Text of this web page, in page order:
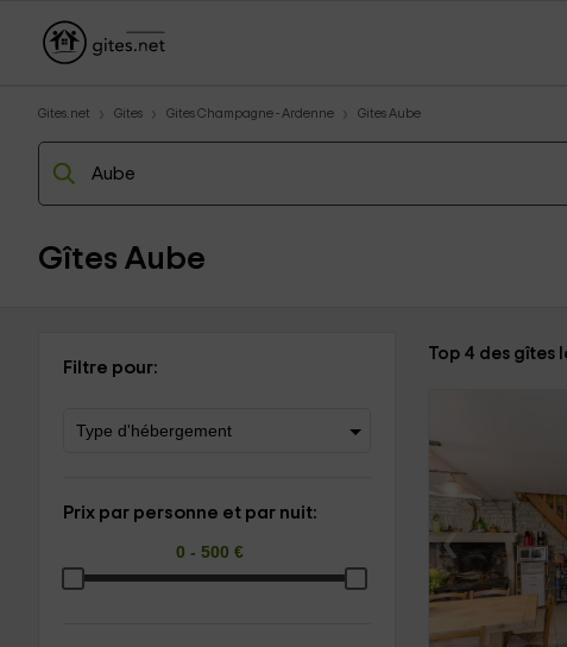
Gites.net Gites Gites Champagne - Ardenne Gites Aube
Gîtes Aube
Filtre pour:
Prix par personne et par nuit:
Top 4 des gîtes
‹